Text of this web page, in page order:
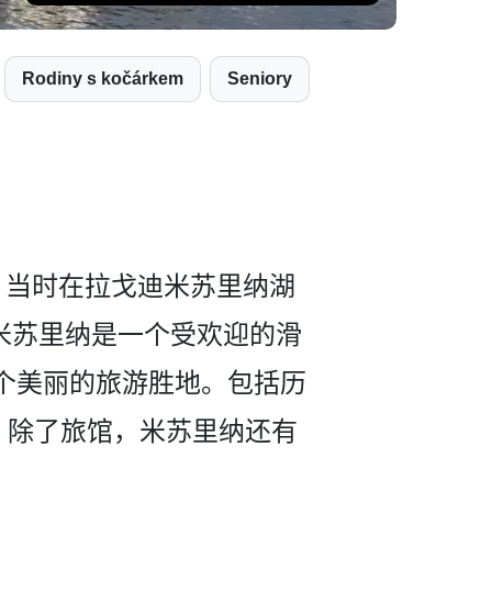
Rodiny s kočárkem Seniory
时在拉戈迪米苏里纳湖
里纳是一个受欢迎的滑
美丽的­旅游胜地。包括历
了旅馆，米苏里纳还有